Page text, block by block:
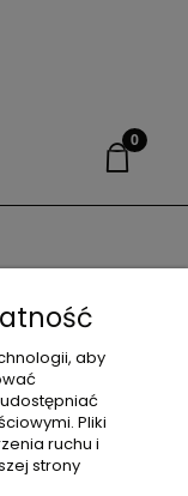
aby
Pliki
ruchu i
strony